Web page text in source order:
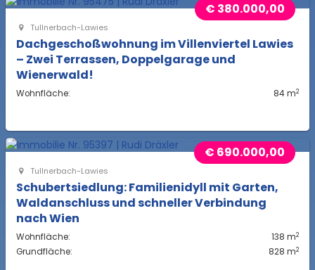
€ 380.000,00
Tullnerbach-Lawies
Dachgeschoßwohnung im Villenviertel Lawies
– Zwei Terrassen, Doppelgarage und
Wienerwald!
Wohnfläche: 84 m2
€ 690.000,00
Tullnerbach-Lawies
Schubertsiedlung: Familienidyll mit Garten,
Waldanschluss und schneller Verbindung
nach Wien
Wohnfläche: 138 m2
Grundfläche: 828 m2